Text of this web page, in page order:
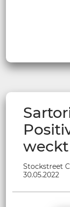
Stockstreet
30.05.2022